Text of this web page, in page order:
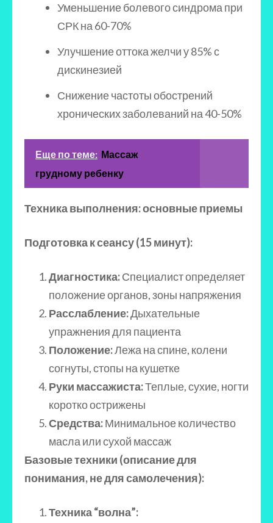
Уменьшение болевого синдрома при
СРК на 60-70%
Улучшение оттока желчи у 85% с
дискинезией
Снижение частоты обострений
хронических заболеваний на 40-50%
Еще по теме: Массаж
грудному ребенку
Техника выполнения: основные приемы
Подготовка к сеансу (15 минут):
Диагностика:Специалист определяет
положение органов, зоны напряжения
Расслабление:Дыхательные
упражнения для пациента
Положение:Лежа на спине, колени
согнуты, стопы на кушетке
Руки массажиста:Теплые, сухие, ногти
коротко острижены
Средства:Минимальное количество
масла или сухой массаж
Базовые техники (описание для
понимания, не для самолечения):
Техника “волна”: